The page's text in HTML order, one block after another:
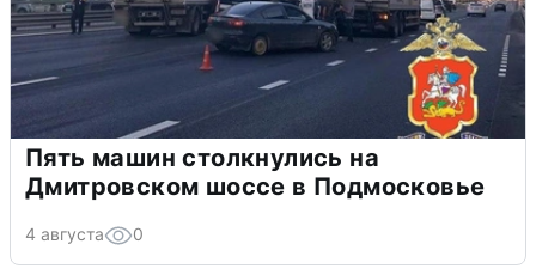
Пять машин столкнулись на
Дмитровском шоссе в Подмосковье
4 августа 0